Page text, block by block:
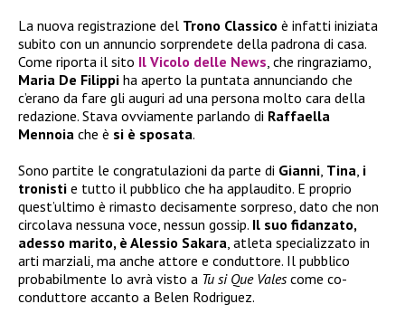
La nuova registrazione del Trono Classico è infatti iniziata
subito con un annuncio sorprendete della padrona di casa.
Come riporta il sito Il Vicolo delle News, che ringraziamo,
Maria De Filippi ha aperto la puntata annunciando che
c’erano da fare gli auguri ad una persona molto cara della
redazione. Stava ovviamente parlando di Raffaella
Mennoia che è si è sposata.
Sono partite le congratulazioni da parte di Gianni, Tina, i
tronisti e tutto il pubblico che ha applaudito. E proprio
quest’ultimo è rimasto decisamente sorpreso, dato che non
circolava nessuna voce, nessun gossip. Il suo fidanzato,
adesso marito, è Alessio Sakara, atleta specializzato in
arti marziali, ma anche attore e conduttore. Il pubblico
probabilmente lo avrà visto a Tu si Que Valescome co-
conduttore accanto a Belen Rodriguez.